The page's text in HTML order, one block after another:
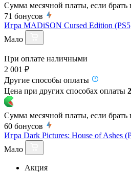
Сумма месячной платы, если брать
71 бонусов
Игра MADiSON Cursed Edition
Мало
При оплате наличными
2 001 ₽
Другие способы оплаты
Цена при других способах оплаты
Сумма месячной платы, если брать
60 бонусов
Игра Dark Pictures: House of Ashes
Мало
Акция